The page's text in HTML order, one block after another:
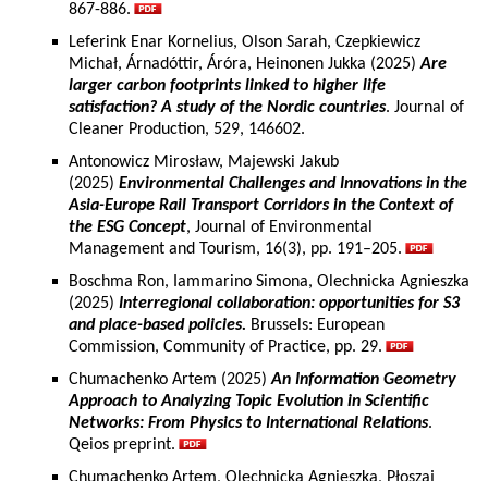
867-886.
Leferink Enar Kornelius, Olson Sarah, Czepkiewicz
Michał, Árnadóttir, Áróra, Heinonen Jukka (2025)Are
larger carbon footprints linked to higher life
satisfaction? A study of the Nordic countries. Journal of
Cleaner Production, 529, 146602.
Antonowicz Mirosław, Majewski Jakub
(2025) Environmental Challenges and Innovations in the
Asia-Europe Rail Transport Corridors in the Context of
the ESG Concept, Journal of Environmental
Management and Tourism, 16(3), pp. 191–205.
Boschma Ron, Iammarino Simona, Olechnicka Agnieszka
(2025) Interregional collaboration: opportunities for S3
and place-based policies. Brussels: European
Commission, Community of Practice, pp. 29.
Chumachenko Artem (2025)An Information Geometry
Approach to Analyzing Topic Evolution in Scientific
Networks: From Physics to International Relations.
Qeios preprint.